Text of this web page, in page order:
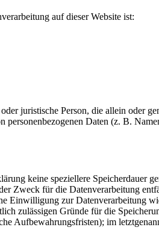
auf dieser Website ist:
juristische Person, die allein oder
personenbezogenen Daten (z. B.
keine speziellere Speicherdauer
Zweck für die Datenverarbeitung
Einwilligung zur Datenverarbeitung
zulässigen Gründe für die
Aufbewahrungsfristen); im